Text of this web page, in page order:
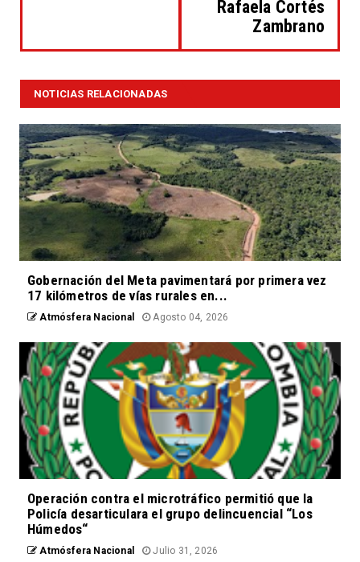
Rafaela Cortés
Zambrano
NOTICIAS RELACIONADAS
Gobernación del Meta pavimentará por primera vez
17 kilómetros de vías rurales en...
Atmósfera Nacional Agosto 04, 2026
Operación contra el microtráfico permitió que la
Policía desarticulara el grupo delincuencial “Los
Húmedos“
Atmósfera Nacional Julio 31, 2026